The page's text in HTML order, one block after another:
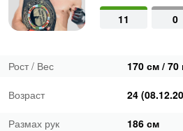
11 0
Рост / Вес 170 см / 70
Возраст 24
Размах рук 186 см